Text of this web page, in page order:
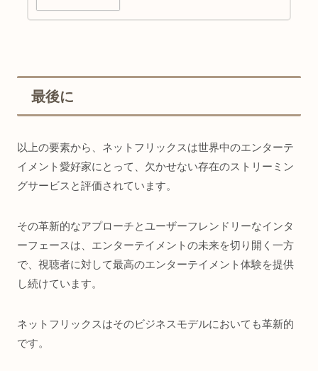
最後に
以上の要素から、ネットフリックスは世界中のエンターテ
イメント愛好家にとって、欠かせない存在のストリーミン
グサービスと評価されています。
その革新的なアプローチとユーザーフレンドリーなインタ
ーフェースは、エンターテイメントの未来を切り開く一方
で、視聴者に対して最高のエンターテイメント体験を提供
し続けています。
ネットフリックスはそのビジネスモデルにおいても革新的
です。